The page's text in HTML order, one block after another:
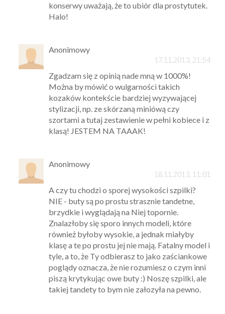
konserwy uważają, że to ubiór dla prostytutek.
Halo!
Anonimowy
17.11.2013, 21:54
Zgadzam się z opinią nade mną w 1000%!
Można by mówić o wulgarności takich
kozaków kontekście bardziej wyzywającej
stylizacji, np. ze skórzaną miniówą czy
szortami a tutaj zestawienie w pełni kobiece i z
klasą! JESTEM NA TAAAK!
Anonimowy
18.11.2013, 11:01
A czy tu chodzi o sporej wysokości szpilki?
NIE - buty są po prostu strasznie tandetne,
brzydkie i wyglądają na Niej topornie.
Znalazłoby się sporo innych modeli, które
również byłoby wysokie, a jednak miałyby
klasę a te po prostu jej nie mają. Fatalny model i
tyle, a to, że Ty odbierasz to jako zaściankowe
poglądy oznacza, że nie rozumiesz o czym inni
piszą krytykując owe buty :) Noszę szpilki, ale
takiej tandety to bym nie załozyła na pewno.